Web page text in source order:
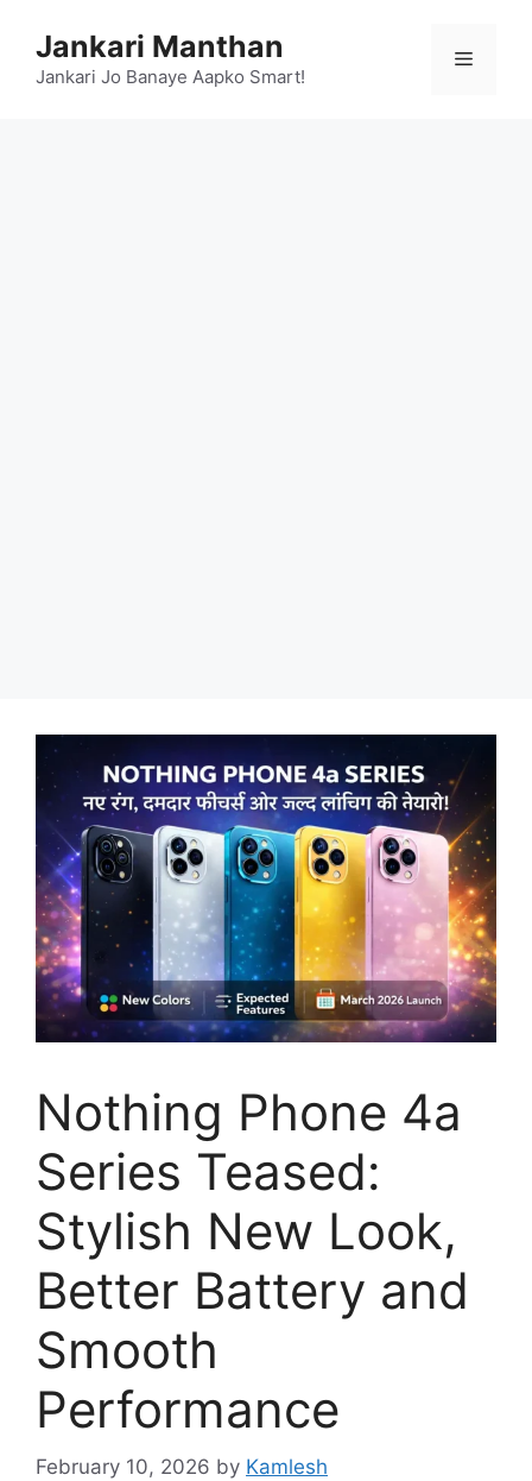
content
Jankari Manthan
Jankari Jo Banaye Aapko Smart!
Menu
Nothing Phone 4a
Series Teased:
Stylish New Look,
Better Battery and
Smooth
Performance
February 10, 2026 by Kamlesh